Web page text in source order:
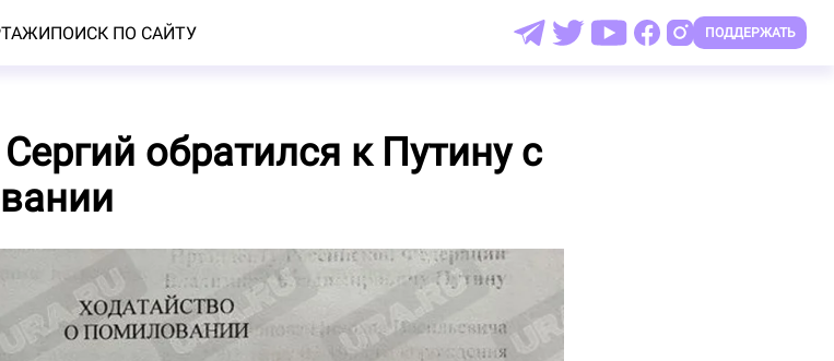
ПОИСК ПО САЙТУ ПОДДЕРЖАТЬ
обратился к Путину с